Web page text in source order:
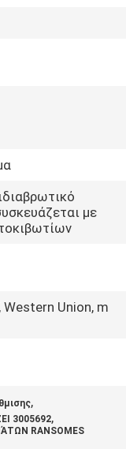
με
Western Union, m
,
3005692,
RANSOMES